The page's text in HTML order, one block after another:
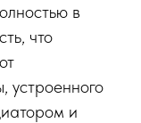
в
что
устроенного
и